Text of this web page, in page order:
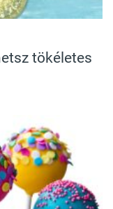
tökéletes